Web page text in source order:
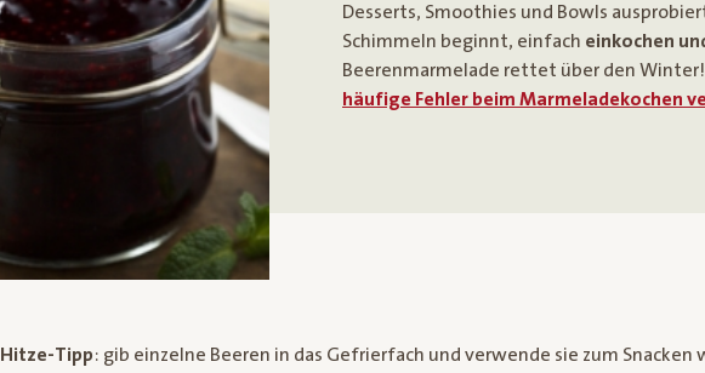
Desserts, Smoothies und Bowls
Schimmeln beginnt, einfach einkochen
Beerenmarmelade rettet über den Winter!
häufige Fehler beim Marmeladekochen
Hitze-Tipp: gib einzelne Beeren in das Gefrierfach und verwende sie zum Snacken